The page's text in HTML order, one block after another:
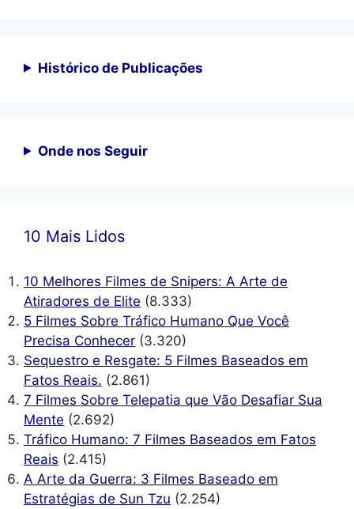
Histórico de Publicações
Onde nos Seguir
10 Mais Lidos
10 Melhores Filmes de Snipers: A Arte de
Atiradores de Elite (8.333)
5 Filmes Sobre Tráfico Humano Que Você
Precisa Conhecer (3.320)
Sequestro e Resgate: 5 Filmes Baseados em
Fatos Reais. (2.861)
7 Filmes Sobre Telepatia que Vão Desafiar Sua
Mente (2.692)
Tráfico Humano: 7 Filmes Baseados em Fatos
Reais (2.415)
A Arte da Guerra: 3 Filmes Baseado em
Estratégias de Sun Tzu (2.254)